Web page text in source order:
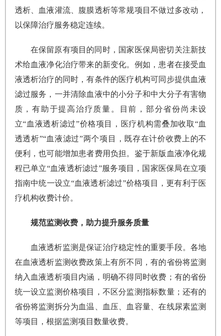
透析、血液灌流、腹膜透析等常规项目不做过多改动，
以保障治疗服务稳定连续。
在保留原有项目的同时，国家医保局密切关注新技
术给血液净化治疗带来的新变化。例如，患者在接受血
液透析治疗的同时，有条件的医疗机构可同步提供血液
滤过服务，一并清除血液中的小分子和中大分子有害物
质，有助于提高治疗质量。目前，部分省份尚未设
立“血液透析滤过”价格项目，医疗机构需叠加收取“血
透透析”“血液滤过”两个项目，既存在计价收费上的不
便利，也可能增加患者费用负担。鉴于新版血液净化规
程已单立“血液透析滤过”服务项目，国家医保局在立项
指南中统一设立“血液透析滤过”价格项目，更有利于医
疗机构收费计价。
规范监测收费，助力提升服务质量
血液透析监测是保证治疗稳定性的重要手段。各地
在血液透析监测收费政策上有所不同，有的省份将监测
纳入血液透析项目内涵，明确不得同时收费；有的省份
统一设立监测价格项目，不区分监测指标数量；还有的
省份将监测拆分为血温、血压、血容量、在线尿素监测
等项目，根据监测项目数量收费。